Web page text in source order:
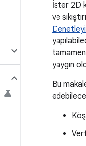
İster 2D
ve
tamamen
yaygın
Bu